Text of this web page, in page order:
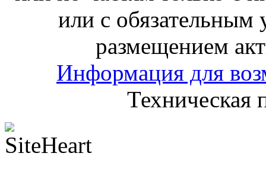
или с
размещением
Информация для
Техническая